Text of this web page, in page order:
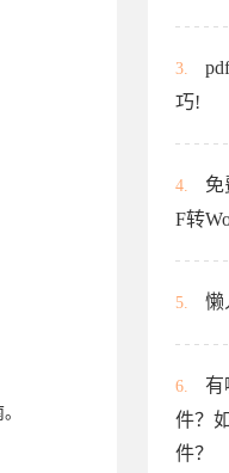
3.
巧!
4.
免
F转
5. 懒
6.
有
件？
件？